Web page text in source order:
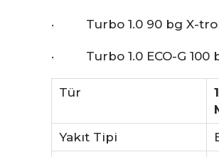
· Turbo 1.0 90 bg X-
· Turbo 1.0 ECO-G 100
Tür
Yakıt Tipi